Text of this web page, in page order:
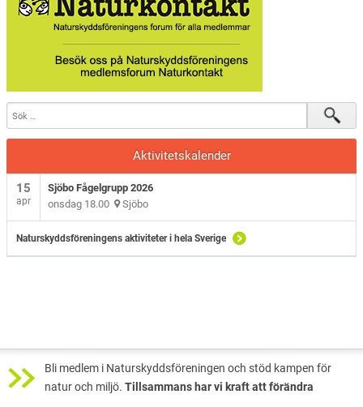
Aktuellt
Aktivitetskalender
15
apr
Sjöbo Fågelgrupp 2026
onsdag 18.00 Sjöbo
Naturskyddsföreningens aktiviteter i hela Sverige
Bli medlem i Naturskyddsföreningen och stöd kampen för
natur och miljö. Tillsammans har vi kraft att förändra